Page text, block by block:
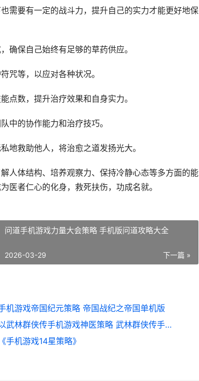
需要有一定的战斗力，提升自己的实力才能更好地保
确保自己始终有足够的草药供应。
咒等，以应对各种状况。
点数，提升治疗效果和自身实力。
中的协作能力和治疗技巧。
地救助他人，将治愈之道发扬光大。
人体结构、培养观察力、保持冷静心态等多方面的能
医者仁心的化身，救死扶伤，功成名就。
问道手机游戏力量大会策略 手机版问道攻略大全
下一篇 »
2026-03-29
机游戏帝国纪元策略 帝国战纪之帝国单机版
以武林群侠传手机游戏神医策略 武林群侠传手机版(免费版)
《手机游戏14星策略》